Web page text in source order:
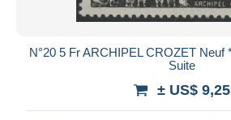
N°20 5 Fr ARCHIPEL CROZET Neuf
Suite
± US$ 9,25